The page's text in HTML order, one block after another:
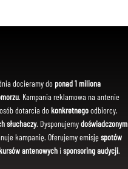
docieramy do ponad 1 miliona
. Kampania reklamowa na antenie
dotarcia dokonkretnegoodbiorcy.
słuchaczy. Dysponujemydoświadczonym
kampanię. Oferujemy emisję spotów
antenowychi sponsoring audycji.